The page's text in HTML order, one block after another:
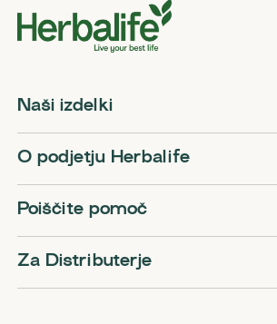
Naši izdelki
O podjetju Herbalife
Poiščite pomoč
Za Distributerje